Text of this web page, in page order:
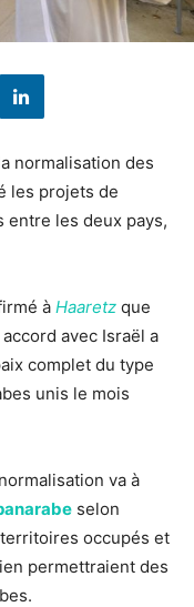
normalisation des
les projets de
entre les deux pays,
à Haaretz que
avec Israël a
complet du type
unis le mois
va à
selon
occupés et
permettraient des